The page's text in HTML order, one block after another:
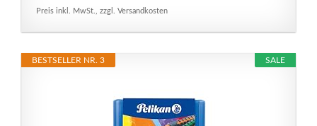
Preis inkl. MwSt., zzgl. Versandkosten
SALE
BESTSELLER NR. 3